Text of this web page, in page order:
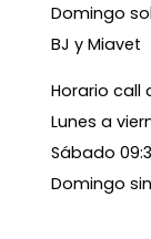
Domingo
BJ y Miavet
Horario call
Lunes a
Sábado
Domingo